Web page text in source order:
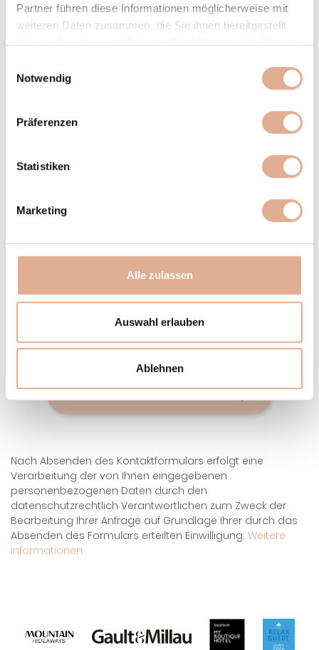
Partner führen diese Informationen möglicherweise mit
weiteren Daten zusammen, die Sie ihnen bereitgestellt
haben oder die sie im Rahmen Ihrer Nutzung der Dienste
Notwendig
Präferenzen
Statistiken
Marketing
Alle zulassen
Auswahl erlauben
Ablehnen
Straße*
Gutschein bestellen
Nach Absenden des Kontaktformulars erfolgt eine
Verarbeitung der von Ihnen eingegebenen
personenbezogenen Daten durch den
datenschutzrechtlich Verantwortlichen zum Zweck der
Bearbeitung Ihrer Anfrage auf Grundlage Ihrer durch das
Absenden des Formulars erteilten Einwilligung. Weitere
Informationen